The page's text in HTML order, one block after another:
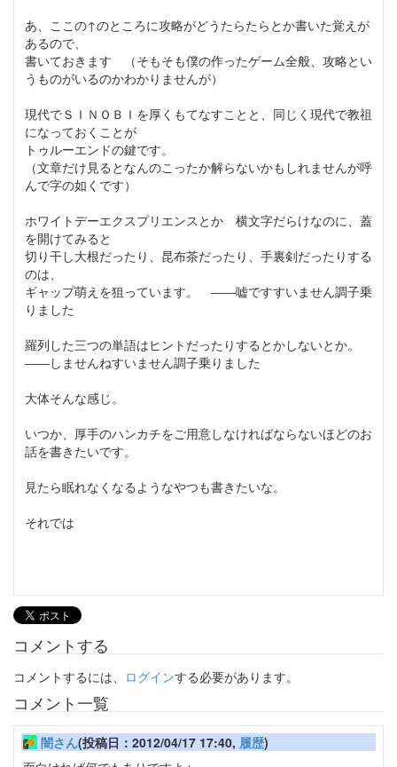
あ、ここの↑のところに攻略がどうたらたらとか書いた覚えが
あるので、
書いておきます （そもそも僕の作ったゲーム全般、攻略とい
うものがいるのかわかりませんが）
現代でＳＩＮＯＢＩを厚くもてなすことと、同じく現代で教祖
になっておくことが
トゥルーエンドの鍵です。
（文章だけ見るとなんのこったか解らないかもしれませんが呼
んで字の如くです）
ホワイトデーエクスプリエンスとか 横文字だらけなのに、蓋
を開けてみると
切り干し大根だったり、昆布茶だったり、手裏剣だったりする
のは、
ギャップ萌えを狙っています。 ――嘘ですすいません調子乗
りました
羅列した三つの単語はヒントだったりするとかしないとか。
――しませんねすいません調子乗りました
大体そんな感じ。
いつか、厚手のハンカチをご用意しなければならないほどのお
話を書きたいです。
見たら眠れなくなるようなやつも書きたいな。
それでは
コメントする
コメントするには、 ログインする必要があります。
コメント一覧
闇さん(投稿日：2012/04/17 17:40, 履歴)